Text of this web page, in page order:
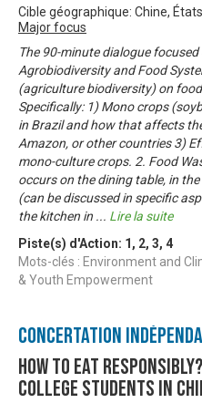
Cible géographique: Chine,
Major focus
The 90-minute dialogue
Agrobiodiversity and Food
(agriculture biodiversity) on
Specifically: 1) Mono crops
in Brazil and how that affects
Amazon, or other countries 3)
mono-culture crops. 2. Food
occurs on the dining table, in
(can be discussed in specific
the kitchen in ... Lire la suite
Piste(s) d'Action: 1 , 2, 3, 4
Mots-clés : Environment and
& Youth Empowerment
Concertation
How to Eat
College Students in